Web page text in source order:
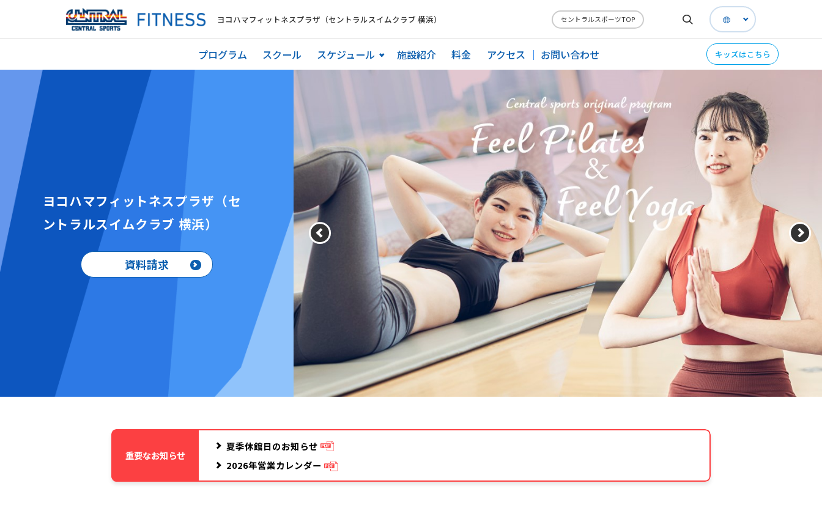
ヨコハマフィットネスプラザ（セントラルスイムクラブ 横浜） セントラルスポーツTOP
プログラム スクール スケジュール 施設紹介 料金 アクセス お問い合わせ キッズはこちら
ヨコハマフィットネスプラザ（セ
ントラルスイムクラブ 横浜）
資料請求
重要なお知らせ
夏季休館日のお知らせ
2026年営業カレンダー